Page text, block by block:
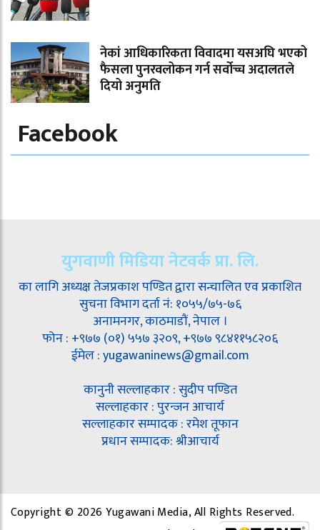
नेकां आधिकारिकता विवादमा यसअघि भएको
फैसला पुनरवलोकन गर्न सर्वोच्च अदालतले
दियो अनुमति
Facebook
युगवाणी मिडिया नेटवर्क प्रा. लि.
का लागि अध्यक्ष तेजप्रकाश पण्डित द्वारा सन्चालित एव प्रकाशित
सुचना विभाग दर्ता नं: १०५५/७५-७६
अनामनगर, काठमाडौं, नेपाल ।
फोन : +९७७ (०१) ५५७ ३२०९, +९७७ ९८४११५८२०६
ईमेल : yugawaninews@gmail.com
कानुनी सल्लाहकार : सुदीप पण्डित
सल्लाहकार : पुरन्जन आचार्य
सल्लाहकार सम्पादक : रमेश तूफान
प्रधान सम्पादक: श्रीआचार्य
Copyright © 2026 Yugawani Media, All Rights Reserved.